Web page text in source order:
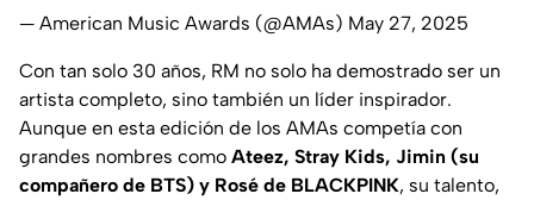
— American Music Awards (@AMAs) May 27, 2025
Con tan solo 30 años, RM no solo ha demostrado ser un
artista completo, sino también un líder inspirador.
Aunque en esta edición de los AMAs competía con
grandes nombres como Ateez, Stray Kids, Jimin (su
compañero de BTS) y Rosé de BLACKPINK, su talento,